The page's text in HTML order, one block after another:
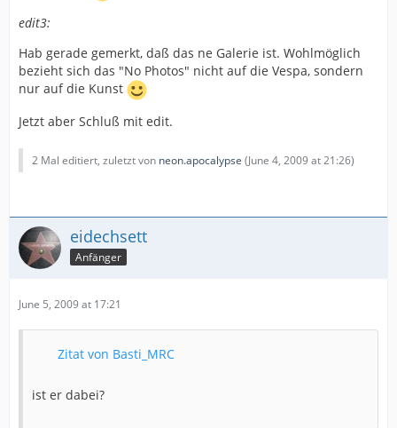
edit3:
Hab gerade gemerkt, daß das ne Galerie ist. Wohlmöglich
bezieht sich das "No Photos" nicht auf die Vespa, sondern
nur auf die Kunst
Jetzt aber Schluß mit edit.
2 Mal editiert, zuletzt von neon.apocalypse (June 4, 2009 at 21:26)
eidechsett
Anfänger
June 5, 2009 at 17:21
Zitat von Basti_MRC
ist er dabei?